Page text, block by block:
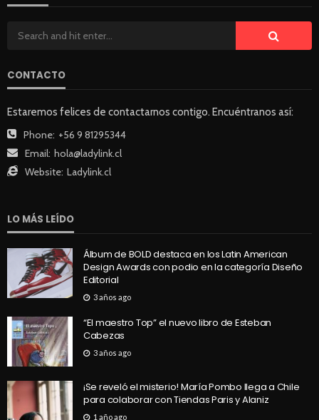
CONTACTO
Estaremos felices de contactarnos contigo. Encuéntranos así:
Phone: +56 9 81295344
Email: hola@ladylink.cl
Website: Ladylink.cl
LO MÁS LEÍDO
Álbum de BOLD destaca en los Latin American
Design Awards con podio en la categoría Diseño
Editorial
3 años ago
“El maestro Top” el nuevo libro de Esteban
Cabezas
3 años ago
¡Se reveló el misterio! María Pombo llega a Chile
para colaborar con Tiendas Paris y Alaniz
1 año ago